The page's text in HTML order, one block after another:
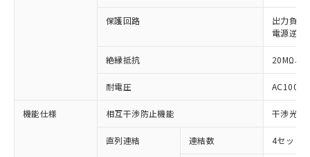
保護回路
出力負荷
電源逆接
絶縁抵抗 20MΩ以
耐電圧
機能仕様 相互干渉防止機能 干渉光回
直列連結 連結数 4セット
本サービスは、当社制御機器事業取扱
当社制御機器事業取扱商品の中には、
本サービスの対象外となる商品もある
ことをご了承ください。
記載している更新日時点での社内デー
調査・確認中：EU RoHS指令（10物質）の
非含有の対応状況を調査中または確認中の
非該当品：ライセンス料など無形物で、有
仕入先様の事情により、非含有部品として
むを得ず変更することがあります。
*EU RoHS指令（10物質）：
※1 中国RoHS○×表
「○」：最大均質材料含有率が中国RoHSの
「×」：最大均質材料含有率が中国RoHSの
「－」：未確認です。当社販売部門へお問
為替および外国貿易法に定める商品
（以下｢規制貨物等」という）を輸出
または国外への提供する場合は、日本